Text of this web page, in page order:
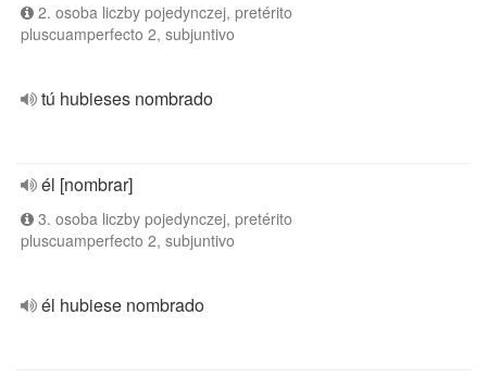
2. osoba liczby pojedynczej, pretérito
pluscuamperfecto 2, subjuntivo
tú hubieses nombrado
él [nombrar]
3. osoba liczby pojedynczej, pretérito
pluscuamperfecto 2, subjuntivo
él hubiese nombrado